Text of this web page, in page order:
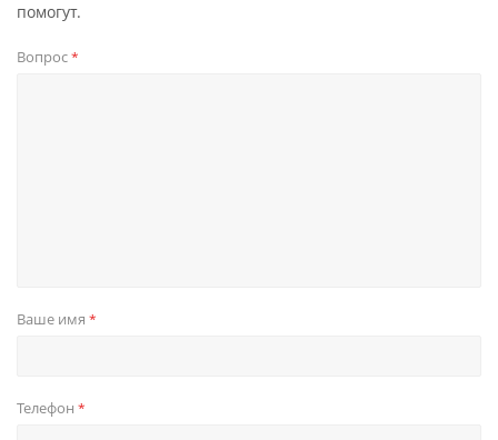
помогут.
Вопрос*
Ваше имя *
Телефон *